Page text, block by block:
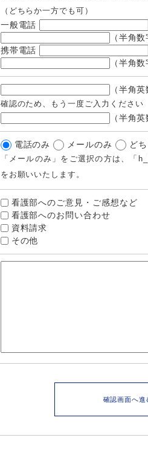
（どちらか一方でも可）
一般電話
（半角数
携帯電話
（半角数
（半角英
確認のため、もう一度ご入力ください
（半角英
電話のみ メールのみ ど
「メールのみ」をご選択の方は、「
をお願いいたします。
看護部へのご意見・ご感想など
看護部へのお問い合わせ
資料請求
その他
確認画面へ進